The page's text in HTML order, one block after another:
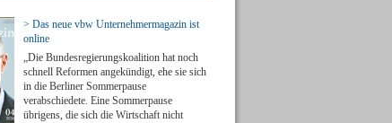
> Das neue vbw Unternehmermagazin ist
online
„Die Bundesregierungskoalition hat noch
schnell Reformen angekündigt, ehe sie sich
in die Berliner Sommerpause
verabschiedete. Eine Sommerpause
übrigens, die sich die Wirtschaft nicht